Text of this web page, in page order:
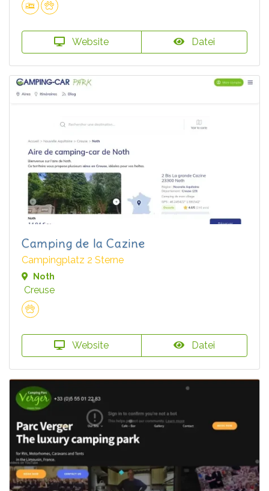
Website Datei
Camping de la Cazine
Campingplatz 2 Sterne
Noth
Creuse
Website Datei